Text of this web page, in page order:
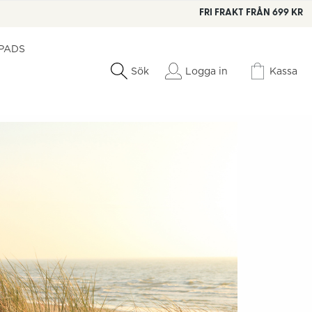
FRI FRAKT FRÅN 699 KR
Sök
Logga in Kassa